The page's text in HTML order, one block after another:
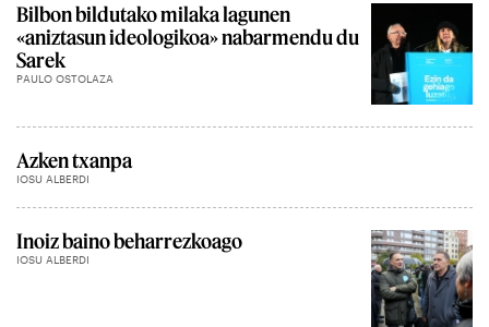
Bilbon bildutako milaka lagunen
«aniztasun ideologikoa» nabarmendu du
Sarek
PAULO OSTOLAZA
Azken txanpa
IOSU ALBERDI
Inoiz baino beharrezkoago
IOSU ALBERDI